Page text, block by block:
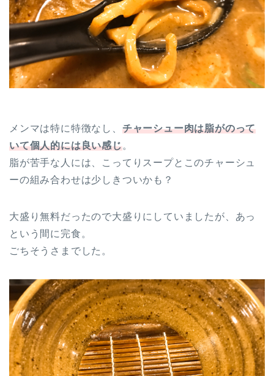
メンマは特に特徴なし、 チャーシュー肉は脂がのって
いて個人的には良い感じ。
脂が苦手な人には、こってりスープとこのチャーシュ
ーの組み合わせは少しきついかも？
大盛り無料だったので大盛りにしていましたが、あっ
という間に完食。
ごちそうさまでした。